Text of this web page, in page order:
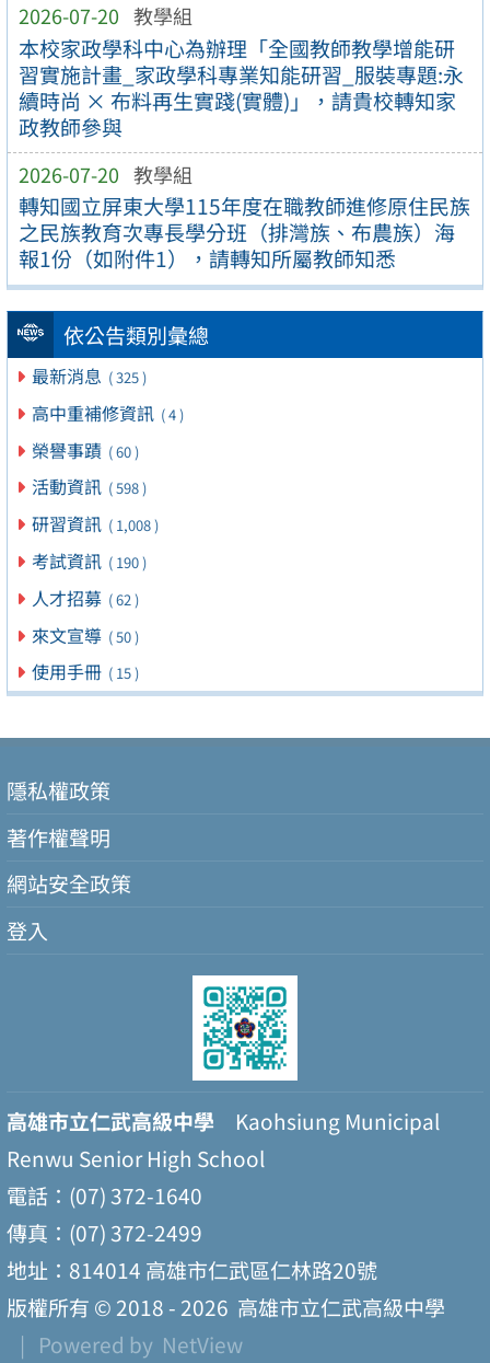
2026-07-20 教學組
本校家政學科中心為辦理「全國教師教學增能研
習實施計畫_家政學科專業知能研習_服裝專題:永
續時尚 × 布料再生實踐(實體)」，請貴校轉知家
政教師參與
2026-07-20 教學組
轉知國立屏東大學115年度在職教師進修原住民族
之民族教育次專長學分班（排灣族、布農族）海
報1份（如附件1），請轉知所屬教師知悉
依公告類別彙總
最新消息 ( 325 )
高中重補修資訊 ( 4 )
榮譽事蹟 ( 60 )
活動資訊 ( 598 )
研習資訊 ( 1,008 )
考試資訊 ( 190 )
人才招募 ( 62 )
來文宣導 ( 50 )
使用手冊 ( 15 )
隱私權政策
著作權聲明
網站安全政策
登入
高雄市立仁武高級中學 Kaohsiung Municipal
Renwu Senior High School
電話：(07) 372-1640
傳真：(07) 372-2499
地址：814014 高雄市仁武區仁林路20號
版權所有 © 2018 - 2026 高雄市立仁武高級中學
| Powered by NetView